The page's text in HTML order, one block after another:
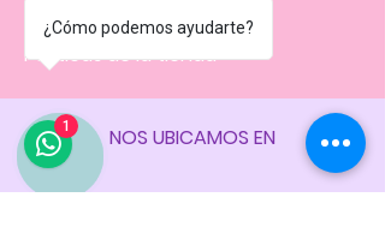
Facturación
Políticasde la tienda
NOS UBICAMOS EN
¿Cómo podemos ayudarte?
1